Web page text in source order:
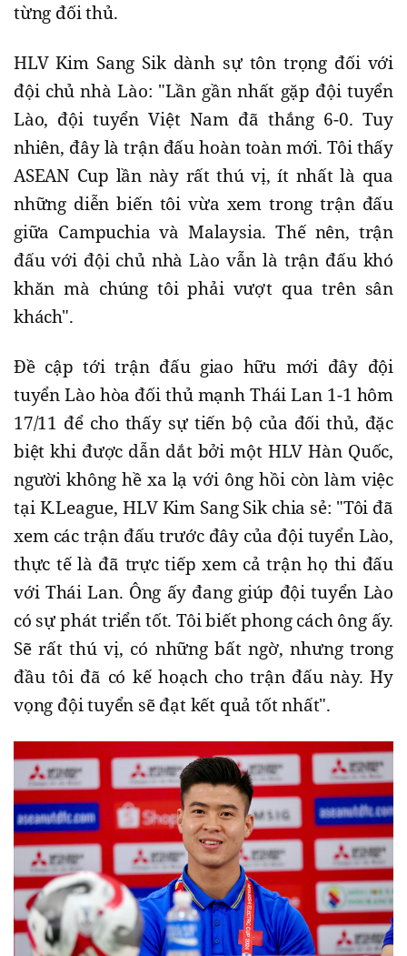
từng đối thủ.
HLV Kim Sang Sik dành sự tôn trọng đối với
đội chủ nhà Lào: "Lần gần nhất gặp đội tuyển
Lào, đội tuyển Việt Nam đã thắng 6-0. Tuy
nhiên, đây là trận đấu hoàn toàn mới. Tôi thấy
ASEAN Cup lần này rất thú vị, ít nhất là qua
những diễn biến tôi vừa xem trong trận đấu
giữa Campuchia và Malaysia. Thế nên, trận
đấu với đội chủ nhà Lào vẫn là trận đấu khó
khăn mà chúng tôi phải vượt qua trên sân
khách".
Đề cập tới trận đấu giao hữu mới đây đội
tuyển Lào hòa đối thủ mạnh Thái Lan 1-1 hôm
17/11 để cho thấy sự tiến bộ của đối thủ, đặc
biệt khi được dẫn dắt bởi một HLV Hàn Quốc,
người không hề xa lạ với ông hồi còn làm việc
tại K.League, HLV Kim Sang Sik chia sẻ: "Tôi đã
xem các trận đấu trước đây của đội tuyển Lào,
thực tế là đã trực tiếp xem cả trận họ thi đấu
với Thái Lan. Ông ấy đang giúp đội tuyển Lào
có sự phát triển tốt. Tôi biết phong cách ông ấy.
Sẽ rất thú vị, có những bất ngờ, nhưng trong
đầu tôi đã có kế hoạch cho trận đấu này. Hy
vọng đội tuyển sẽ đạt kết quả tốt nhất".